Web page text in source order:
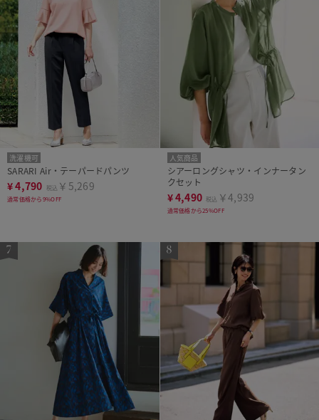
洗濯機可
SARARI Air・テーパードパンツ
¥4,790 税込 ￥5,269
通常価格から9%OFF
人気商品
シアーロングシャツ・インナータン
クセット
¥4,490 税込 ￥4,939
通常価格から25%OFF